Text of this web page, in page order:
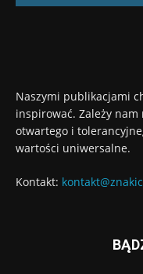
Naszymi publikacjami
inspirować. Zależy nam
otwartego i
wartości uniwersalne.
Kontakt: